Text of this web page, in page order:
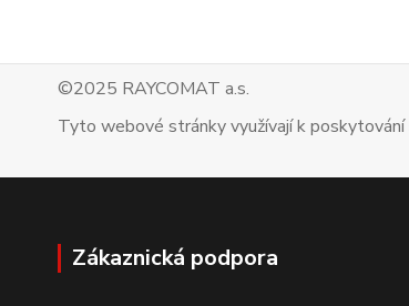
©2025 RAYCOMAT a.s.
Tyto webové stránky využívají k
Zákaznická podpora